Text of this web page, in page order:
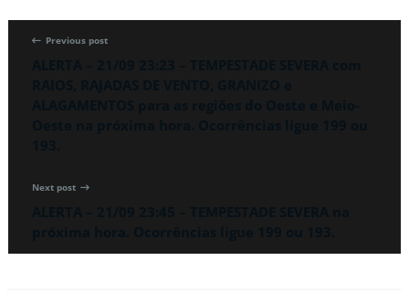
Previous post
Next post